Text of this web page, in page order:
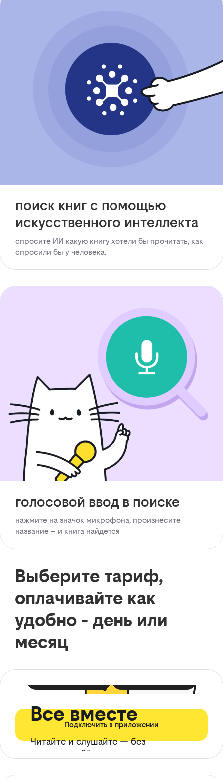
поиск книг с помощью
искусственного интеллекта
спросите ИИ какую книгу хотели бы прочитать, как
спросили бы у человека.
голосовой ввод в поиске
нажмите на значок микрофона, произнесите
название – и книга найдется
Выберите тариф,
оплачивайте как
удобно - день или
месяц
Все вместе
Читайте и слушайте — без
ограничений*
Подключить в приложении